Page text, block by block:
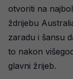
otvoriti na
ždrijebu
zaradu i šansu
to nakon
glavni žrijeb.